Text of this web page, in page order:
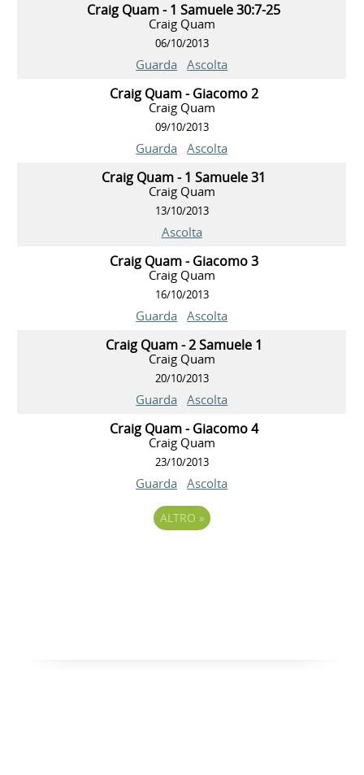
Craig Quam - 1 Samuele 30:7-25
Craig Quam
06/10/2013
Guarda Ascolta
Craig Quam - Giacomo 2
Craig Quam
09/10/2013
Guarda Ascolta
Craig Quam - 1 Samuele 31
Craig Quam
13/10/2013
Ascolta
Craig Quam - Giacomo 3
Craig Quam
16/10/2013
Guarda Ascolta
Craig Quam - 2 Samuele 1
Craig Quam
20/10/2013
Guarda Ascolta
Craig Quam - Giacomo 4
Craig Quam
23/10/2013
Guarda Ascolta
ALTRO »